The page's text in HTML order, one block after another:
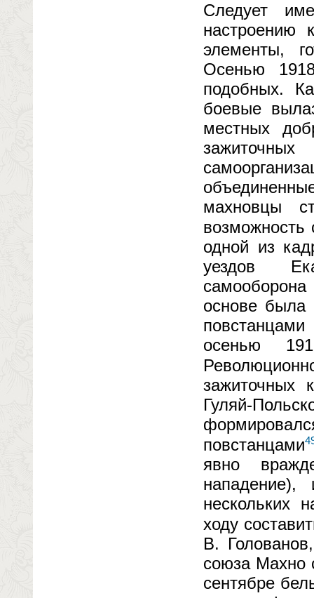
Следует
настроению
элементы,
Осенью
подобных.
боевые
местных
махновцы
возможность
одной из
уездов
основе была
осенью
зажиточных
Гуляй-
повстанцами
явно
нескольких
ходу
В.
союза Махно
сентябре